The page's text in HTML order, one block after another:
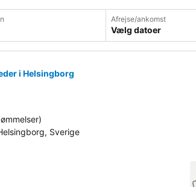
Afrejse/ankomst
Vælg datoer
i Helsingborg
)
Sverige